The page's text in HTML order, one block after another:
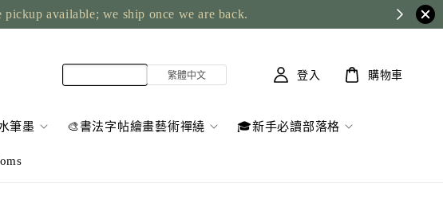
available; we ship once we are back.
筆墨 🎨書法字帖繪畫藝術禪繞 🎓新手必讀部落格
登入 購物車